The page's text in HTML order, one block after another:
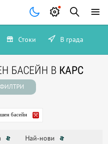
Стоки В града
БАСЕЙН В КАРС
басейн
Най-нови